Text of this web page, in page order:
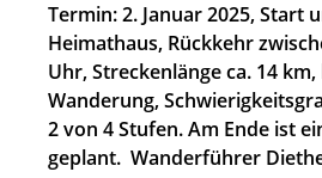
Termin: 2. Januar 2025, Start
Heimathaus, Rückkehr
Uhr, Streckenlänge ca. 14
Wanderung,
2 von 4 Stufen. Am Ende ist
geplant. Wanderführer